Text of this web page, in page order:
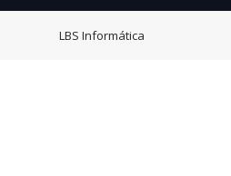
LBS Informática